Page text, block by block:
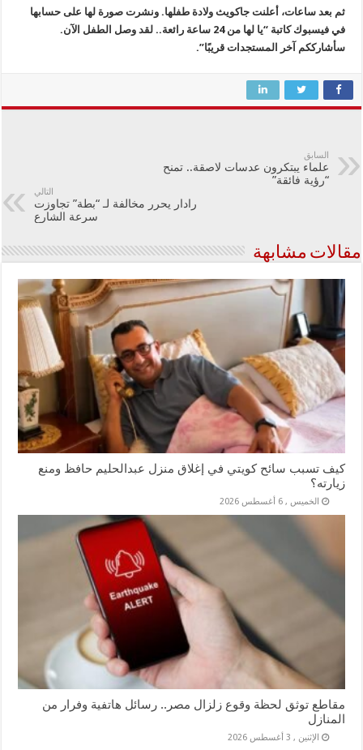
ثم بعد ساعات، أعلنت جاكويث ولادة طفلها. ونشرت صورة لها على حسابها
في فيسبوك كاتبة “يا لها من 24 ساعة رائعة.. لقد وصل الطفل الآن.
سأشارككم آخر المستجدات قريبًا”.
السابق
علماء يبتكرون عدسات لاصقة.. تمنح
“رؤية فائقة”
التالي
رادار يحرر مخالفة لـ “بطة” تجاوزت
سرعة الشارع
مقالات مشابهة
كيف تسبب سائح كويتي في إغلاق منزل عبدالحليم حافظ ومنع
زيارته؟
الخميس , 6 أغسطس 2026
مقاطع توثق لحظة وقوع زلزال مصر.. رسائل هاتفية وفرار من
المنازل
الإثنين , 3 أغسطس 2026